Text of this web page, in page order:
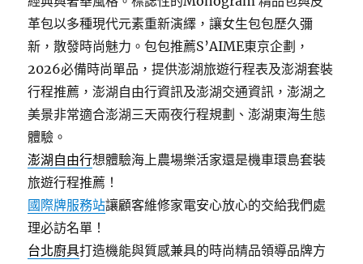
革包以多種現代元素重新演繹，讓女生包包歷久彌
新，散發時尚魅力。包包推薦S’AIME東京企劃，
2026必備時尚單品，提供澎湖旅遊行程表及澎湖套裝
行程推薦，澎湖自由行資訊及澎湖交通資訊，澎湖之
美景非常適合澎湖三天兩夜行程規劃、澎湖東海生態
體驗。
澎湖自由行想體驗海上農場樂活家還是機車環島套裝
旅遊行程推薦！
國際牌服務站讓顧客維修家電安心放心的交給我們處
理必訪名單！
台北廚具打造機能與質感兼具的時尚精品領導品牌方